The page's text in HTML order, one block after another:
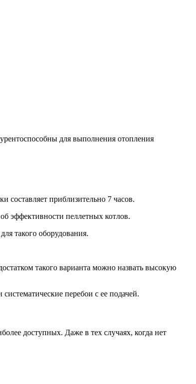
для выполнения отопления
приблизительно 7 часов.
эффективности пеллетных котлов.
такого оборудования.
такого варианта можно назвать высокую
перебои с ее подачей.
доступных. Даже в тех случаях, когда нет